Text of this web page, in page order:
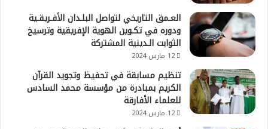
العـمق التاريخي لتواصل البلـدان الأفـريقـية
ودوره في تكـوين الهوية الإفريقية وترسيخ
الثوابت الـدينية المشتركة
12 مارس 2024
تنظيم مسابقة في تحفيظ وتجويد القرآن
الكريم بمبادرة من مؤسسة محمد السادس
للعلماء الأفارقة
12 مارس 2024